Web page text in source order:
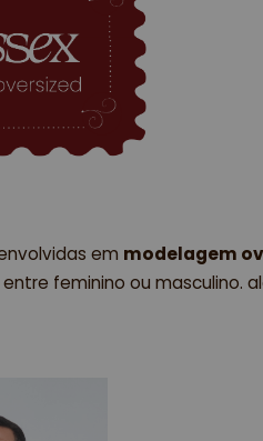
em modelagem
feminino ou masculino.